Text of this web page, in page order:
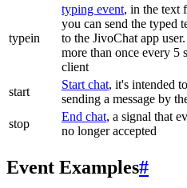
typein
typing event, in the text
you can send the typed
to the JivoChat app
more than once every 5
client
start
Start chat, it's intended
sending a message by
stop
End chat, a signal that
no longer accepted
Event Examples#